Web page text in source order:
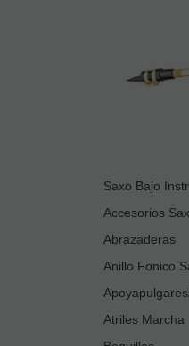
Saxo Bajo
Accesorios
Abrazaderas
Anillo Fonico
Atriles Marcha